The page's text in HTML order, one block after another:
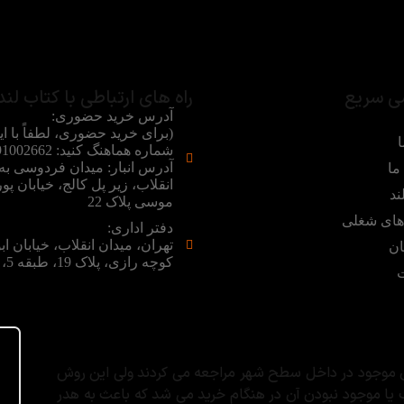
سریع
شغلی
راه های ارتباطی با کتاب
آدرس خرید حضوری:
(برای خرید حضوری، لطفاً با
آدرس انبار: میدان فردوسی
انقلاب، زیر پل کالج، خیابان
موسی پلاک 22
دفتر اداری:
تهران، میدان انقلاب، خیابان
کوچه رازی، پلاک 19، طبقه 5، واحد 5
موجود در داخل سطح شهر مراجعه می کردند ولی این روش
موجود نبودن آن در هنگام خرید می شد که باعث به هدر